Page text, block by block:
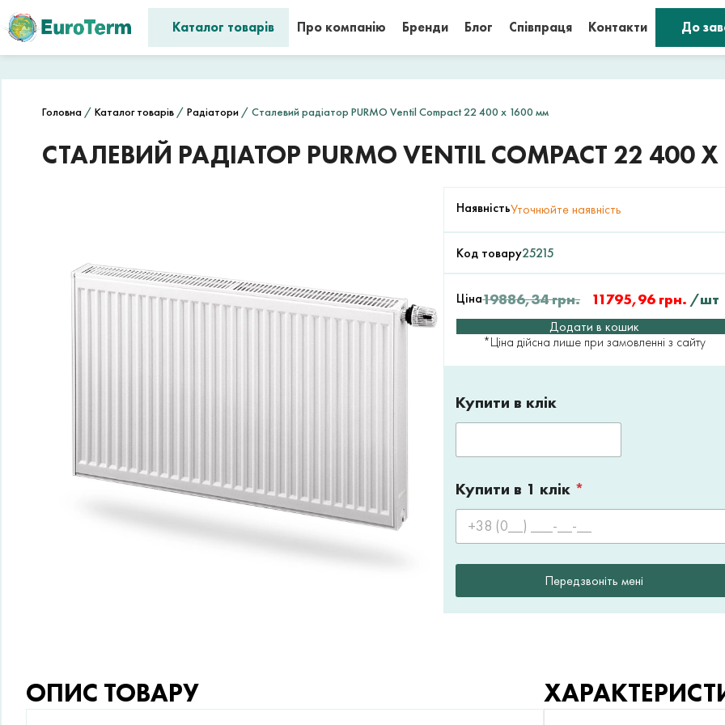
Каталог товарів Про компанію Бренди Блог Співпраця Контакти До
Головна / Каталог товарів / Радіатори / Сталевий радіатор PURMO Ventil Compact 22 400 x 1600 мм
СТАЛЕВИЙ РАДІАТОР PURMO VENTIL COMPACT 22 400
НаявністьУточнюйте наявність
Код товару25215
Ціна19886,34грн. 11795,96 грн. /шт
Додати в кошик
*Ціна дійсна лише при замовленні з сайту
Купити в клік
Купити в 1 клік *
Передзвоніть мені
ОПИС ТОВАРУ